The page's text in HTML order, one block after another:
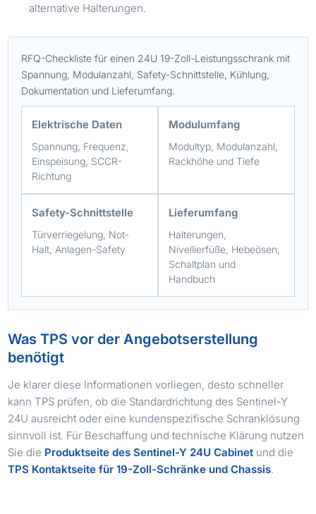
alternative Halterungen.
RFQ-Checkliste für einen 24U 19-Zoll-Leistungsschrank mit
Spannung, Modulanzahl, Safety-Schnittstelle, Kühlung,
Dokumentation und Lieferumfang.
Elektrische Daten
Spannung, Frequenz,
Einspeisung, SCCR-
Richtung
Modulumfang
Modultyp, Modulanzahl,
Rackhöhe und Tiefe
Safety-Schnittstelle
Türverriegelung, Not-
Halt, Anlagen-Safety
Lieferumfang
Halterungen,
Nivellierfüße, Hebeösen,
Schaltplan und
Handbuch
Was TPS vor der Angebotserstellung
benötigt
Je klarer diese Informationen vorliegen, desto schneller
kann TPS prüfen, ob die Standardrichtung des Sentinel-Y
24U ausreicht oder eine kundenspezifische Schranklösung
sinnvoll ist. Für Beschaffung und technische Klärung nutzen
Sie die Produktseite des Sentinel-Y 24U Cabinet und die
TPS Kontaktseite für 19-Zoll-Schränke und Chassis.